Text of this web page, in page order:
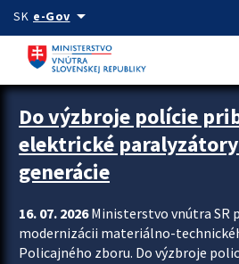
Preskocit na hlavný obsah
SK e-Govarrow_drop_down
Zastavit automatický posun upútavok
Do výzbroje polície
elektrické
generácie
16. 07. 2026Ministerstvo vnútra SR
modernizácii materiálno-
Policajného zboru. Do výzbroje